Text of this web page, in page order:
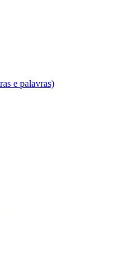
e palavras)